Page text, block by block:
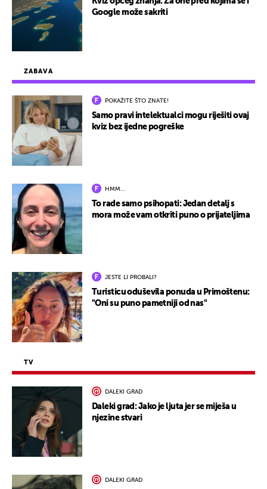
ZABAVA
POKAŽITE ŠTO ZNATE!
Samo pravi intelektualci mogu riješiti ovaj
kviz bez ijedne pogreške
HMM…
To rade samo psihopati: Jedan detalj s
mora može vam otkriti puno o prijateljima
JESTE LI PROBALI?
Turisticu oduševila ponuda u Primoštenu:
"Oni su puno pametniji od nas"
TV
DALEKI GRAD
Daleki grad: Jako je ljuta jer se miješa u
njezine stvari
DALEKI GRAD
Google može sakriti